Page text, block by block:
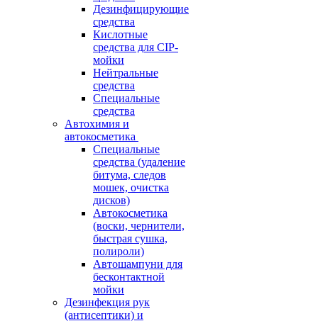
Дезинфицирующие
средства
Кислотные
средства для CIP-
мойки
Нейтральные
средства
Специальные
средства
Автохимия и
автокосметика
Специальные
средства (удаление
битума, следов
мошек, очистка
дисков)
Автокосметика
(воски, чернители,
быстрая сушка,
полироли)
Автошампуни для
бесконтактной
мойки
Дезинфекция рук
(антисептики) и